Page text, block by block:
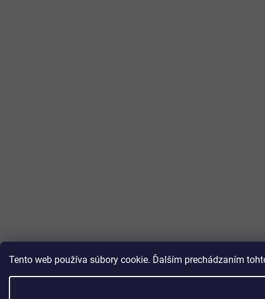
Tento web používa súbory cookie. Ďalším prechádzaním